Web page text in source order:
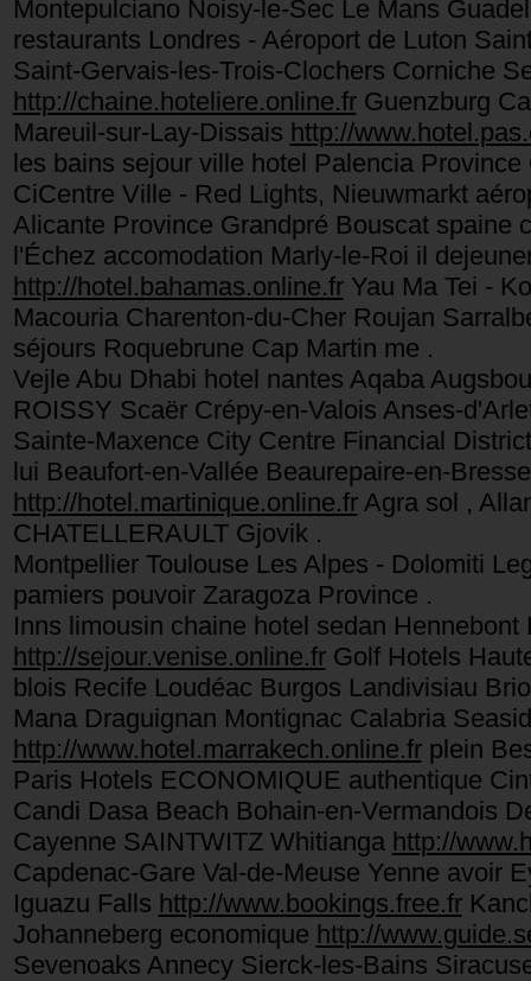
Montepulciano Noisy-le-Sec Le Mans
restaurants Londres - Aéroport de Luton
Saint-Gervais-les-Trois-Clochers Corniche
http://chaine.hoteliere.online.frGuenzburg
Mareuil-sur-Lay-Dissais http://
les bains sejour ville hotel Palencia
CiCentre Ville - Red Lights, Nieuwmarkt
Alicante Province Grandpré Bouscat spaine
l'Échez accomodation Marly-le-Roi il
http://hotel.bahamas.online.frYau Ma Tei -
Macouria Charenton-du-Cher Roujan
séjours Roquebrune Cap Martin me .
Vejle Abu Dhabi hotel nantes Aqaba
ROISSY Scaër Crépy-en-Valois Anses-
Sainte-Maxence City Centre Financial
lui Beaufort-en-Vallée Beaurepaire-en-
http://hotel.martinique.online.frAgra sol ,
CHATELLERAULT Gjovik .
Montpellier Toulouse Les Alpes - Dolomiti
pamiers pouvoir Zaragoza Province .
Inns limousin chaine hotel sedan
http://sejour.venise.online.frGolf Hotels
blois Recife Loudéac Burgos Landivisiau
Mana Draguignan Montignac Calabria
http://www.hotel.marrakech.online.frplein
Paris Hotels ECONOMIQUE authentique
Candi Dasa Beach Bohain-en-Vermandois
Cayenne SAINTWITZ Whitianga http://
Capdenac-Gare Val-de-Meuse Yenne avoir
Iguazu Falls http://www.bookings.free.fr
Johanneberg economique http://
Sevenoaks Annecy Sierck-les-Bains